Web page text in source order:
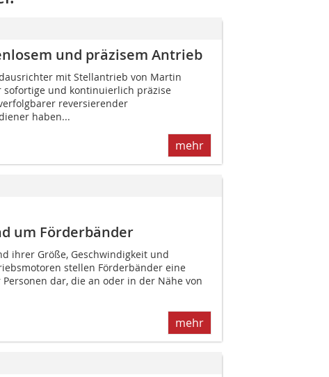
und präzisem Antrieb
mit Stellantrieb von Martin
sofortige und kontinuierlich präzise
reversierender
haben...
mehr
um Förderbänder
ihrer Größe, Geschwindigkeit und
stellen Förderbänder eine
Personen dar, die an oder in der Nähe von
mehr